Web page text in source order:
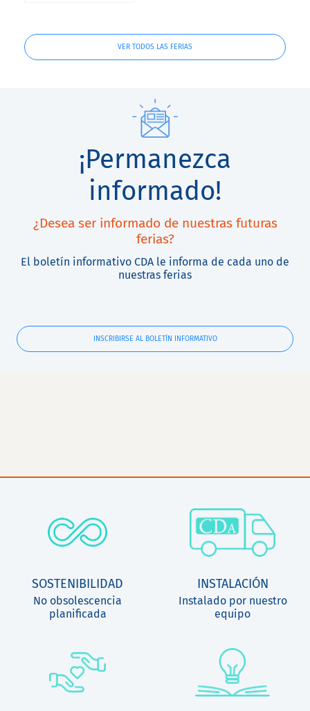
VER TODOS LAS FERIAS
¡Permanezca
informado!
¿Desea ser informado de nuestras futuras
ferias?
El boletín informativo CDA le informa de cada uno de
nuestras ferias
INSCRIBIRSE AL BOLETÍN INFORMATIVO
SOSTENIBILIDAD
No obsolescencia
planificada
INSTALACIÓN
Instalado por nuestro
equipo